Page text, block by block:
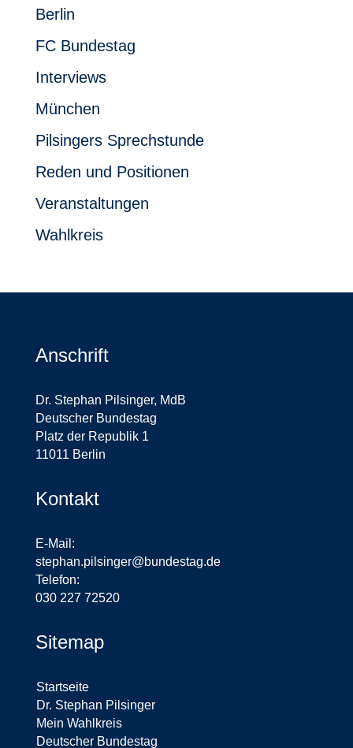
Berlin
FC Bundestag
Interviews
München
Pilsingers Sprechstunde
Reden und Positionen
Veranstaltungen
Wahlkreis
Anschrift
Dr. Stephan Pilsinger, MdB
Deutscher Bundestag
Platz der Republik 1
11011 Berlin
Kontakt
E-Mail:
stephan.pilsinger@bundestag.de
Telefon:
030 227 72520
Sitemap
Startseite
Dr. Stephan Pilsinger
Mein Wahlkreis
Deutscher Bundestag